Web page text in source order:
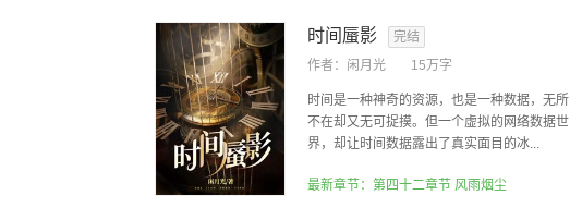
时间蜃影
完结
作者： 闲月光 15万字
时间是一种神奇的资源，也是一种数据，无所
不在却又无可捉摸。但一个虚拟的网络数据世
界，却让时间数据露出了真实面目的冰...
最新章节：第四十二章节 风雨烟尘